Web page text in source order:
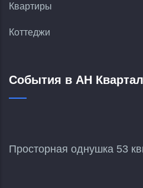
Квартиры
Коттеджи
События в АН Квартал
Просторная однушка 53